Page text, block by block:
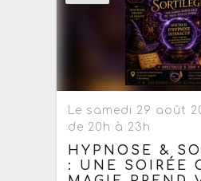
Le samedi 29 août
de 20h à 23h
HYPNOSE &
: UNE SOIRÉE